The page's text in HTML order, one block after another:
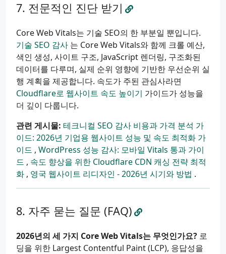
전문적인 진단 받기
Core Web Vitals는 기술 SEO의 한 부분일 뿐입니다.
기술 SEO 감사 는 Core Web Vitals와 함께 크롤 예산,
색인 생성, 사이트 구조, JavaScript 렌더링, 구조화된
데이터를 다루며, 실제 순위 영향에 기반한 우선순위 실
행 계획을 제공합니다. 속도가 주된 관심사라면
Cloudflare로 웹사이트 속도 높이기 가이드가 성능을
더 깊이 다룹니다.
관련 게시물: 테크니컬 SEO 감사 비용과 가격 분석 가
이드: 2026년 기업용 웹사이트 성능 및 속도 최적화 가
이드 , WordPress 성능 감사: 모바일 Vitals 통과 가이
드 , 속도 향상을 위한 Cloudflare CDN 캐싱 전략 최적
화 , 영국 웹사이트 리디자인 - 2026년 시기와 방법 .
자주 묻는 질문 (FAQ)
2026년의 세 가지 Core Web Vitals는 무엇인가요? 로
딩을 위한 Largest Contentful Paint (LCP), 응답성을